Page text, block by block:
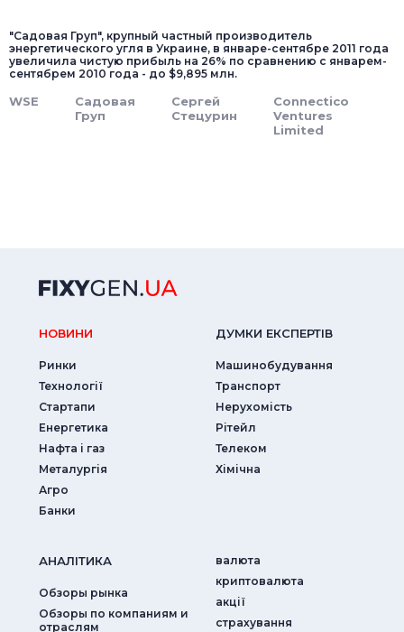
"Садовая Груп", крупный частный производитель
энергетического угля в Украине, в январе-сентябре 2011 года
увеличила чистую прибыль на 26% по сравнению с январем-
сентябрем 2010 года - до $9,895 млн.
WSE
Садовая
Груп
Сергей
Стецурин
Conneсtico
Ventures
Limited
НОВИНИ
Ринки
Технології
Стартапи
Енергетика
Нафта і газ
Металургія
Агро
Банки
ДУМКИ ЕКСПЕРТIВ
Машинобудування
Транспорт
Нерухомість
Рітейл
Телеком
Хімічна
АНАЛIТИКА
Обзоры рынка
Обзоры по компаниям и
отраслям
валюта
криптовалюта
акції
страхування